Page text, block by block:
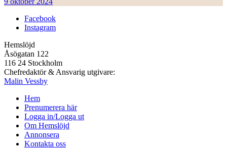
Facebook
Instagram
Hemslöjd
Åsögatan 122
116 24 Stockholm
Chefredaktör & Ansvarig utgivare:
Malin Vessby
Hem
Prenumerera här
Logga in/Logga ut
Om Hemslöjd
Annonsera
Kontakta oss